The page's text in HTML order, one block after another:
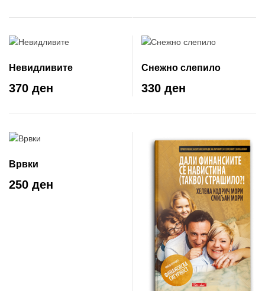
Невидливите
370 ден
Снежно слепило
330 ден
Врвки
250 ден